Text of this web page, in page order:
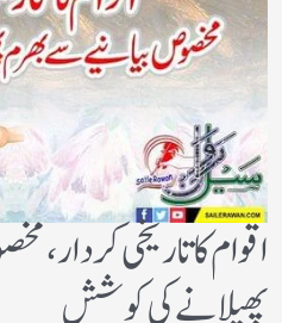
اقوام کا تاریخی
پھیلانے کی کوشش